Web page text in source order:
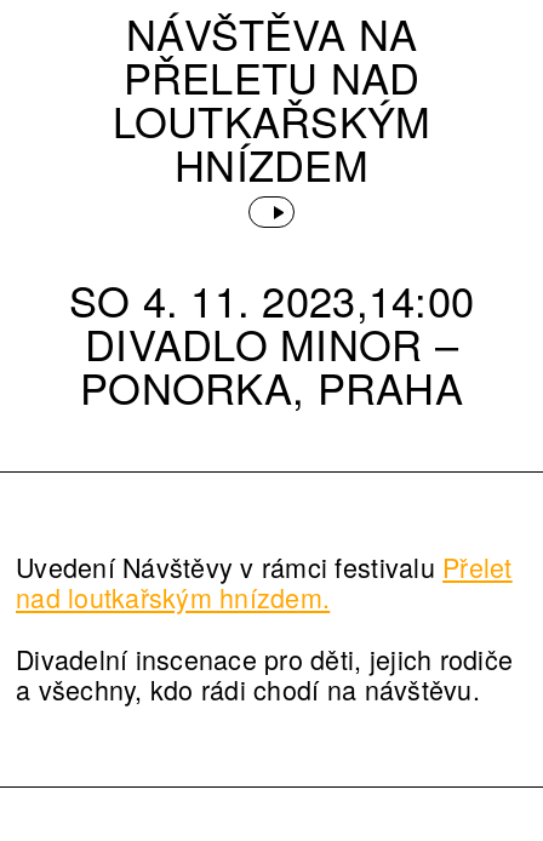
NÁVŠTĚVA NA
PŘELETU NAD
LOUTKAŘSKÝM
HNÍZDEM
SO 4. 11. 2023,14:00
DIVADLO MINOR –
PONORKA, PRAHA
Uvedení Návštěvy v rámci festivalu Přelet
nad loutkařským hnízdem.
Divadelní inscenace pro děti, jejich rodiče
a všechny, kdo rádi chodí na návštěvu.